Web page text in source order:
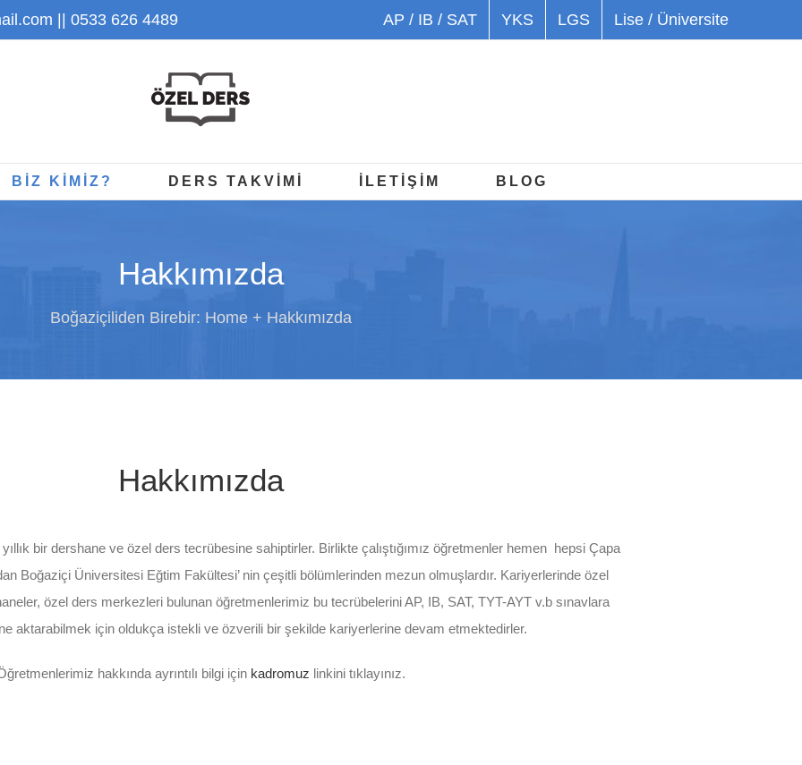
|| 0533 626 4489 AP / IB / SAT YKS LGS Lise / Üniversite
BİZ KİMİZ? DERS TAKVİMİ İLETİŞİM BLOG
Hakkımızda
Boğaziçiliden Birebir: Home Hakkımızda
Hakkımızda
bir dershane ve özel ders tecrübesine sahiptirler. Birlikte çalıştığımız öğretmenler hemen hepsi Çapa
Boğaziçi Üniversitesi Eğtim Fakültesi’ nin çeşitli bölümlerinden mezun olmuşlardır. Kariyerlerinde özel
özel ders merkezleri bulunan öğretmenlerimiz bu tecrübelerini AP, IB, SAT, TYT-AYT v.b sınavlara
aktarabilmek için oldukça istekli ve özverili bir şekilde kariyerlerine devam etmektedirler.
hakkında ayrıntılı bilgi için kadromuz linkini tıklayınız.